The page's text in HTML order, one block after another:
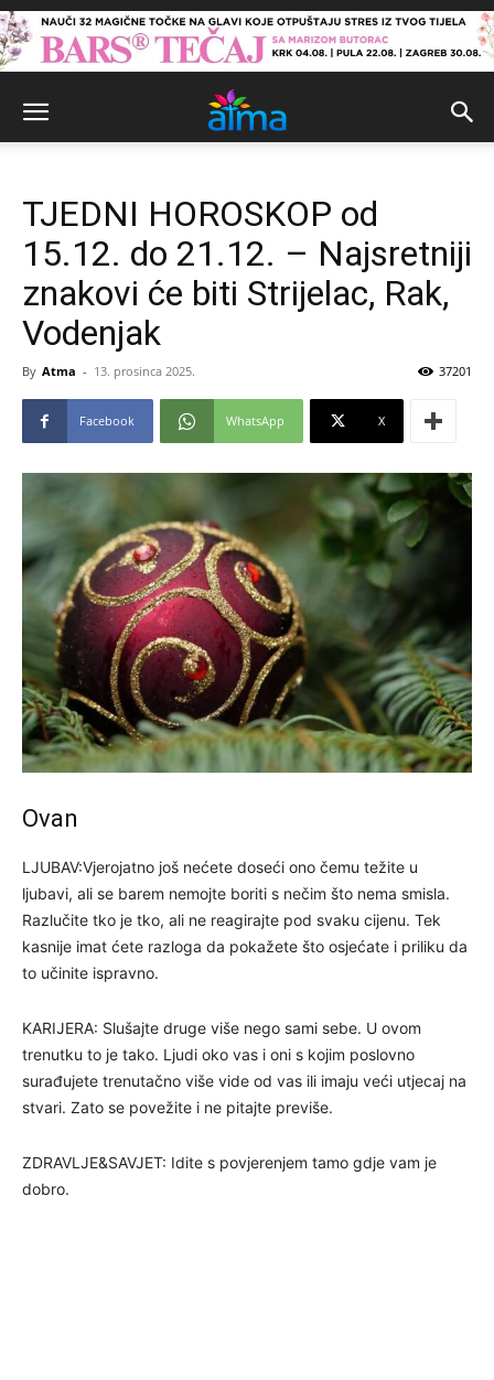
TJEDNI HOROSKOP od
15.12. do 21.12. – Najsretniji
znakovi će biti Strijelac, Rak,
Vodenjak
By Atma - 13. prosinca 2025. 37201
Facebook WhatsApp X
Ovan
LJUBAV:Vjerojatno još nećete doseći ono čemu težite u
ljubavi, ali se barem nemojte boriti s nečim što nema smisla.
Razlučite tko je tko, ali ne reagirajte pod svaku cijenu. Tek
kasnije imat ćete razloga da pokažete što osjećate i priliku da
to učinite ispravno.
KARIJERA: Slušajte druge više nego sami sebe. U ovom
trenutku to je tako. Ljudi oko vas i oni s kojim poslovno
surađujete trenutačno više vide od vas ili imaju veći utjecaj na
stvari. Zato se povežite i ne pitajte previše.
ZDRAVLJE&SAVJET: Idite s povjerenjem tamo gdje vam je
dobro.